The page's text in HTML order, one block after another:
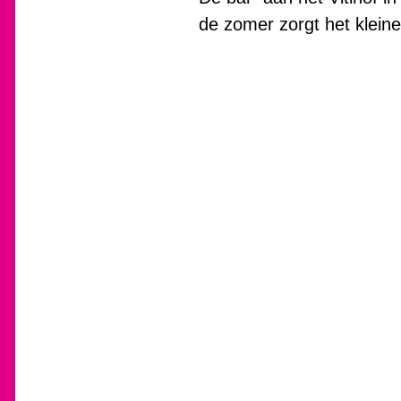
de zomer zorgt het